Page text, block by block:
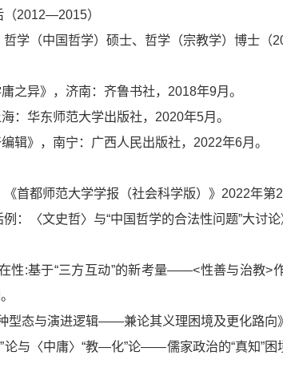
2012—2015）
学（中国哲学）硕士、哲学（宗教学）博士（
异》，济南：齐鲁书社，2018年9月。
：华东师范大学出版社，2020年5月。
辑》，南宁：广西人民出版社，2022年6月。
《首都师范大学学报（社会科学版）》2022年第2
例：〈文史哲〉与“中国哲学的合法性问题”大讨
性:基于“三方互动”的新考量——<性善与治教>
型态与演进逻辑——兼论其义理困境及更化路向
论与〈中庸〉“教—化”论——儒家政治的“真知”